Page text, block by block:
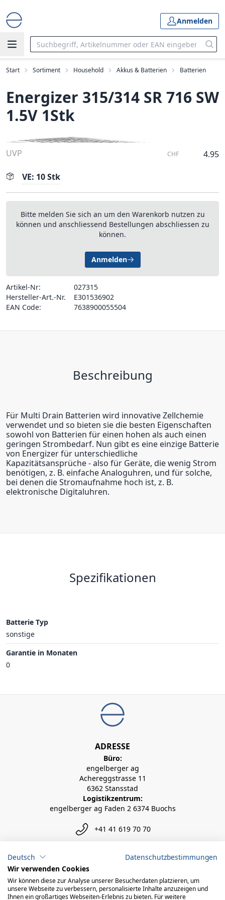
Anmelden
Start Sortiment Household Akkus & Batterien Batterien
Energizer 315/314 SR 716 SW
1.5V 1Stk
UVP CHF 4.95
VE: 10 Stk
Bitte melden Sie sich an um den Warenkorb nutzen zu
können und anschliessend Bestellungen abschliessen zu
können.
Anmelden
Artikel-Nr:
027315
Hersteller-Art.-Nr.
E301536902
EAN Code:
7638900055504
Beschreibung
Für Multi Drain Batterien wird innovative Zellchemie
verwendet und so bieten sie die besten Eigenschaften
sowohl von Batterien für einen hohen als auch einen
geringen Strombedarf. Nun gibt es eine einzige Batterie
von Energizer für unterschiedliche
Kapazitätsansprüche - also für Geräte, die wenig Strom
benötigen, z. B. einfache Analoguhren, und für solche,
bei denen die Stromaufnahme hoch ist, z. B.
elektronische Digitaluhren.
Spezifikationen
Batterie Typ
sonstige
Garantie in Monaten
0
ADRESSE
Büro:
engelberger ag
Achereggstrasse 11
6362 Stansstad
Logistikzentrum:
engelberger ag Faden 2 6374 Buochs
+41 41 619 70 70
info@engelberger.ch
Deutsch
Datenschutzbestimmungen
Wir verwenden Cookies
Wir können diese zur Analyse unserer Besucherdaten platzieren, um
unsere Webseite zu verbessern, personalisierte Inhalte anzuzeigen und
Ihnen ein großartiges Webseiten-Erlebnis zu bieten. Für weitere